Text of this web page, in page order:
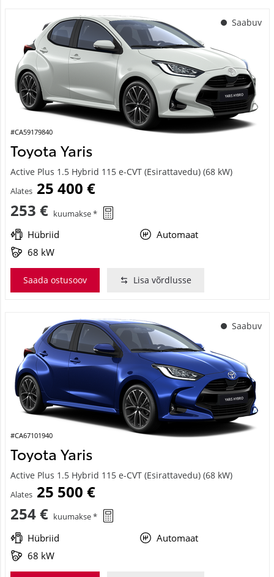
Saabuv
#CA59179840
Toyota Yaris
Active Plus 1.5 Hybrid 115 e-CVT (Esirattavedu) (68 kW)
Alates 25 400 €
253 € kuumakse *
Hübriid
Automaat
68 kW
Saada ostusoov Lisa võrdlusse
Saabuv
#CA67101940
Toyota Yaris
Active Plus 1.5 Hybrid 115 e-CVT (Esirattavedu) (68 kW)
Alates 25 500 €
254 € kuumakse *
Hübriid
Automaat
68 kW